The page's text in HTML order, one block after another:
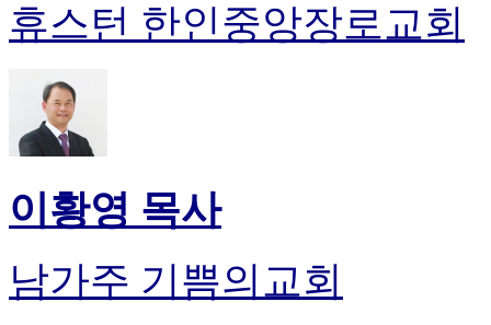
휴스턴 한인중앙장로교회
이황영 목사
남가주 기쁨의교회